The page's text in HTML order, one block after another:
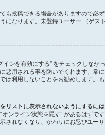
も投稿できる場合がありますので必
になります。未登録ユーザー （ゲ
インを有効にする” をチェックしな
悪用される事を防いでくれます。常
は利用しないことをお勧めします。
リストに表示されないようにするには
オンライン状態を隠す” があるはず
されなくなり、かわりにお忍びユーザ